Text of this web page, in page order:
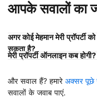
आपके सवालों का
अगर कोई मेहमान मेरी प्रॉपर्टी
सकता है?
मेरी प्रॉपर्टी ऑनलाइन कब होगी?
और सवाल हैं? हमारे अक्सर पूछे
सवालों के जवाब पाएं.